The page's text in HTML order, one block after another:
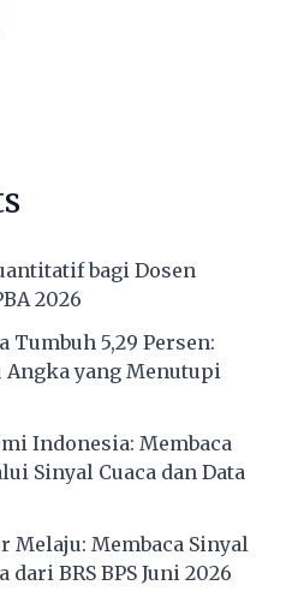
bagi Dosen
2026
5,29 Persen:
Angka yang Menutupi
Indonesia: Membaca
Sinyal Cuaca dan Data
Melaju: Membaca Sinyal
BRS BPS Juni 2026